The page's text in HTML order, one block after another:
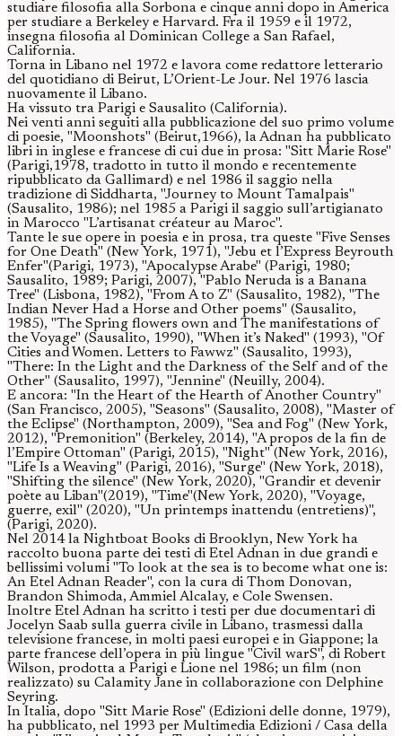
studiare filosofia alla Sorbona e cinque anni dopo in America
per studiare a Berkeley e Harvard. Fra il 1959 e il 1972,
insegna filosofia al Dominican College a San Rafael,
California.
Torna in Libano nel 1972 e lavora come redattore letterario
del quotidiano di Beirut, L’Orient-Le Jour. Nel 1976 lascia
nuovamente il Libano.
Ha vissuto tra Parigi e Sausalito (California).
Nei venti anni seguiti alla pubblicazione del suo primo volume
di poesie, "Moonshots" (Beirut,1966), la Adnan ha pubblicato
libri in inglese e francese di cui due in prosa: "Sitt Marie Rose"
(Parigi,1978, tradotto in tutto il mondo e recentemente
ripubblicato da Gallimard) e nel 1986 il saggio nella
tradizione di Siddharta, "Journey to Mount Tamalpais"
(Sausalito, 1986); nel 1985 a Parigi il saggio sull’artigianato
in Marocco "L’artisanat créateur au Maroc".
Tante le sue opere in poesia e in prosa, tra queste "Five Senses
for One Death" (New York, 1971), "Jebu et l’Express Beyrouth
Enfer"(Parigi, 1973), "Apocalypse Arabe" (Parigi, 1980;
Sausalito, 1989; Parigi, 2007), "Pablo Neruda is a Banana
Tree" (Lisbona, 1982), "From A to Z" (Sausalito, 1982), "The
Indian Never Had a Horse and Other poems" (Sausalito,
1985), "The Spring flowers own and The manifestations of
the Voyage" (Sausalito, 1990), "When it’s Naked" (1993), "Of
Cities and Women. Letters to Fawwz" (Sausalito, 1993),
"There: In the Light and the Darkness of the Self and of the
Other" (Sausalito, 1997), "Jennine" (Neuilly, 2004).
E ancora: "In the Heart of the Hearth of Another Country"
(San Francisco, 2005), "Seasons" (Sausalito, 2008), "Master of
the Eclipse" (Northampton, 2009), "Sea and Fog" (New York,
2012), "Premonition" (Berkeley, 2014), "A propos de la fin de
l’Empire Ottoman" (Parigi, 2015), "Night" (New York, 2016),
"Life Is a Weaving" (Parigi, 2016), "Surge" (New York, 2018),
"Shifting the silence" (New York, 2020), "Grandir et devenir
poète au Liban"(2019), "Time"(New York, 2020), "Voyage,
guerre, exil" (2020), "Un printemps inattendu (entretiens)",
(Parigi, 2020).
Nel 2014 la Nightboat Books di Brooklyn, New York ha
raccolto buona parte dei testi di Etel Adnan in due grandi e
bellissimi volumi "To look at the sea is to become what one is:
An Etel Adnan Reader", con la cura di Thom Donovan,
Brandon Shimoda, Ammiel Alcalay, e Cole Swensen.
Inoltre Etel Adnan ha scritto i testi per due documentari di
Jocelyn Saab sulla guerra civile in Libano, trasmessi dalla
televisione francese, in molti paesi europei e in Giappone; la
parte francese dell’opera in più lingue "Civil warS", di Robert
Wilson, prodotta a Parigi e Lione nel 1986; un film (non
realizzato) su Calamity Jane in collaborazione con Delphine
Seyring.
In Italia, dopo "Sitt Marie Rose" (Edizioni delle donne, 1979),
ha pubblicato, nel 1993 per Multimedia Edizioni / Casa della